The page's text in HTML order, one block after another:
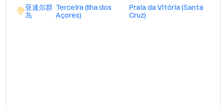
亚速尔群
岛
Terceira (Ilha dos
Açores)
Praia da Vitória (Santa
Cruz)